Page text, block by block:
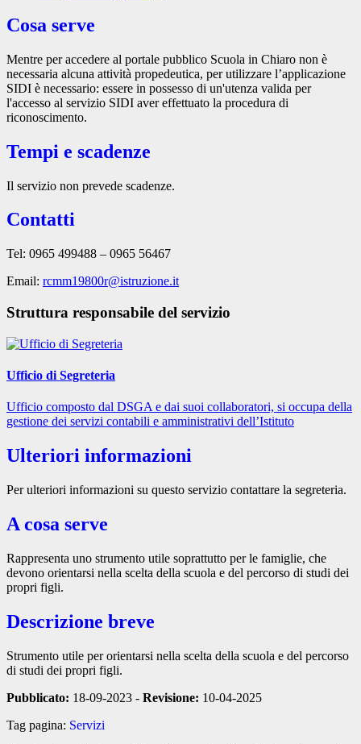
Cosa serve
Mentre per accedere al portale pubblico Scuola in Chiaro non è
necessaria alcuna attività propedeutica, per utilizzare l’applicazione
SIDI è necessario: essere in possesso di un'utenza valida per
l'accesso al servizio SIDI aver effettuato la procedura di
riconoscimento.
Tempi e scadenze
Il servizio non prevede scadenze.
Contatti
Tel: 0965 499488 – 0965 56467
Email: rcmm19800r@istruzione.it
Struttura responsabile del servizio
Ufficio di Segreteria
Ufficio composto dal DSGA e dai suoi collaboratori, si occupa della
gestione dei servizi contabili e amministrativi dell’Istituto
Ulteriori informazioni
Per ulteriori informazioni su questo servizio contattare la segreteria.
A cosa serve
Rappresenta uno strumento utile soprattutto per le famiglie, che
devono orientarsi nella scelta della scuola e del percorso di studi dei
propri figli.
Descrizione breve
Strumento utile per orientarsi nella scelta della scuola e del percorso
di studi dei propri figli.
Pubblicato: 18-09-2023 - Revisione: 10-04-2025
Tag pagina: Servizi